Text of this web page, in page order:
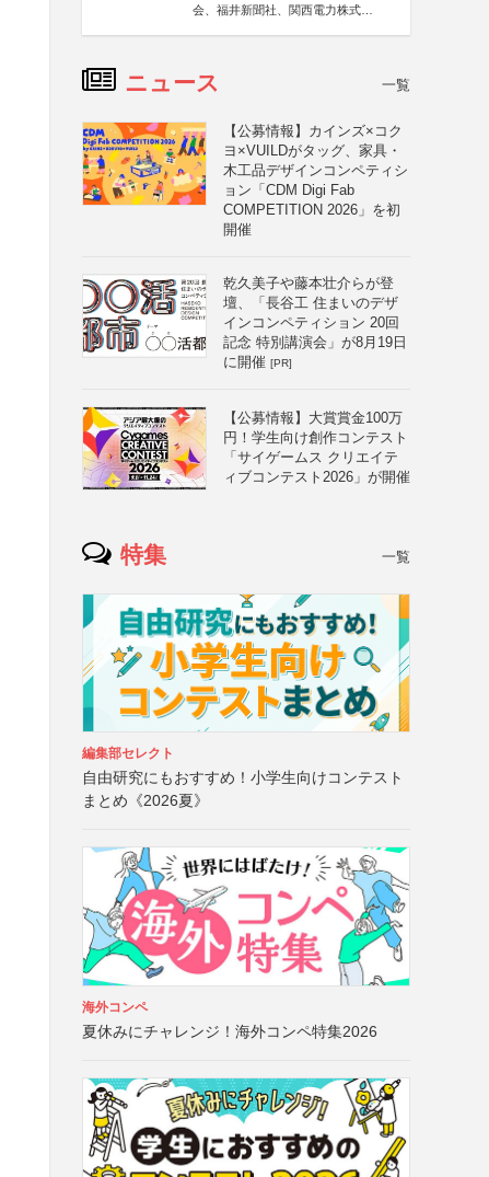
会、福井新聞社、関西電力株式会
ニュース 一覧
【公募情報】カインズ×コク
ヨ×VUILDがタッグ、家具・
木工品デザインコンペティシ
ョン「CDM Digi Fab
COMPETITION 2026」を初
開催
乾久美子や藤本壮介らが登
壇、「長谷工 住まいのデザ
インコンペティション 20回
記念 特別講演会」が8月19日
に開催 [PR]
【公募情報】大賞賞金100万
円！学生向け創作コンテスト
「サイゲームス クリエイテ
ィブコンテスト2026」が開催
特集 一覧
編集部セレクト
自由研究にもおすすめ！小学生向けコンテスト
まとめ《2026夏》
海外コンペ
夏休みにチャレンジ！海外コンペ特集2026